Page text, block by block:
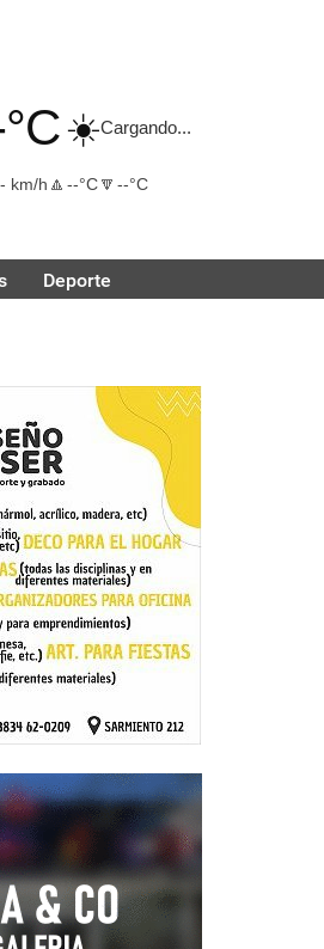
☀️Cargando...
km/h 🔼 --°C🔽 --°C
Deporte